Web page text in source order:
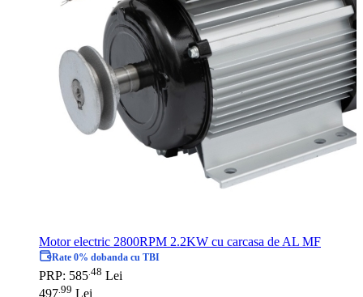
Motor electric 2800RPM 2.2KW cu carcasa de AL MF
Rate 0% dobanda cu TBI
PRP: 585 48 Lei
497 99 Lei